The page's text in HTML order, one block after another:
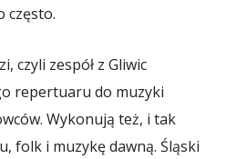
często.
czyli zespół z Gliwic
repertuaru do muzyki
Wykonują też, i tak
folk i muzykę dawną. Śląski